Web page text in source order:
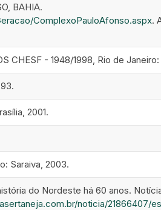
BAHIA.
ComplexoPauloAfonso.aspx.
CHESF - 1948/1998, Rio de Janeiro:
2001.
Saraiva, 2003.
do Nordeste há 60 anos.
noticia/21866407/